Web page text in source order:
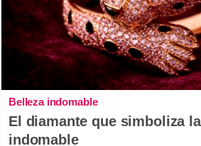
Belleza indomable
El diamante que simboliza
indomable